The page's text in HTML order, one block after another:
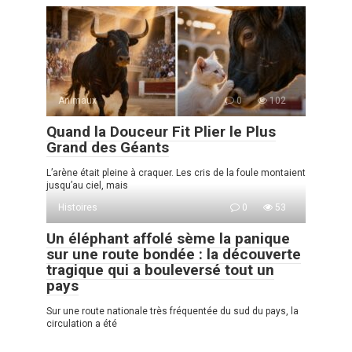
Animaux 0 102
Quand la Douceur Fit Plier le Plus
Grand des Géants
L’arène était pleine à craquer. Les cris de la foule montaient
jusqu’au ciel, mais
Histoires
0 53
Un éléphant affolé sème la panique
sur une route bondée : la découverte
tragique qui a bouleversé tout un
pays
Sur une route nationale très fréquentée du sud du pays, la
circulation a été